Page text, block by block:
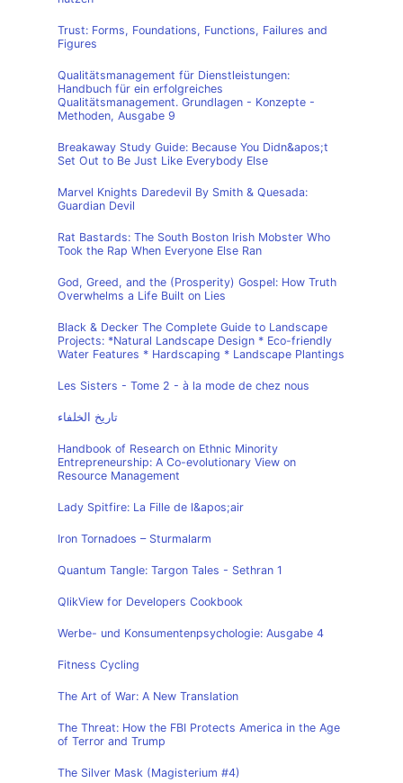
Trust: Forms, Foundations, Functions, Failures and
Figures
Qualitätsmanagement für Dienstleistungen:
Handbuch für ein erfolgreiches
Qualitätsmanagement. Grundlagen - Konzepte -
Methoden, Ausgabe 9
Breakaway Study Guide: Because You Didn&apos;t
Set Out to Be Just Like Everybody Else
Marvel Knights Daredevil By Smith & Quesada:
Guardian Devil
Rat Bastards: The South Boston Irish Mobster Who
Took the Rap When Everyone Else Ran
God, Greed, and the (Prosperity) Gospel: How Truth
Overwhelms a Life Built on Lies
Black & Decker The Complete Guide to Landscape
Projects: *Natural Landscape Design * Eco-friendly
Water Features * Hardscaping * Landscape Plantings
Les Sisters - Tome 2 - à la mode de chez nous
تاريخ الخلفاء
Handbook of Research on Ethnic Minority
Entrepreneurship: A Co-evolutionary View on
Resource Management
Lady Spitfire: La Fille de l&apos;air
Iron Tornadoes – Sturmalarm
Quantum Tangle: Targon Tales - Sethran 1
QlikView for Developers Cookbook
Werbe- und Konsumentenpsychologie: Ausgabe 4
Fitness Cycling
The Art of War: A New Translation
The Threat: How the FBI Protects America in the Age
of Terror and Trump
The Silver Mask (Magisterium #4)